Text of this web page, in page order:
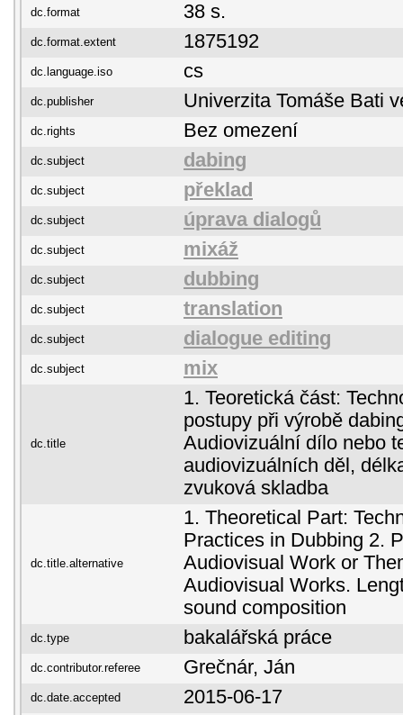
dc.format 38 s.
dc.format.extent 1875192
dc.language.iso cs
dc.publisher Univerzita Tomáše Bati
dc.rights Bez omezení
dc.subject dabing
dc.subject překlad
dc.subject úprava dialogů
dc.subject mixáž
dc.subject dubbing
dc.subject translation
dc.subject dialogue editing
dc.subject mix
dc.title
1. Teoretická část:
postupy při výrobě
Audiovizuální dílo nebo
audiovizuálních děl,
zvuková skladba
dc.title.alternative
1. Theoretical Part:
Practices in Dubbing 2.
Audiovisual Work or
Audiovisual Works.
sound composition
dc.type bakalářská práce
dc.contributor.referee Grečnár, Ján
dc.date.accepted 2015-06-17